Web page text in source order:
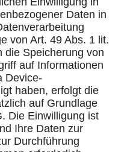
Daten in
von Art. 49 Abs. 1 lit.
die Speicherung von
auf Informationen
Device-
haben, erfolgt die
auf Grundlage
Die Einwilligung ist
Ihre Daten zur
Durchführung